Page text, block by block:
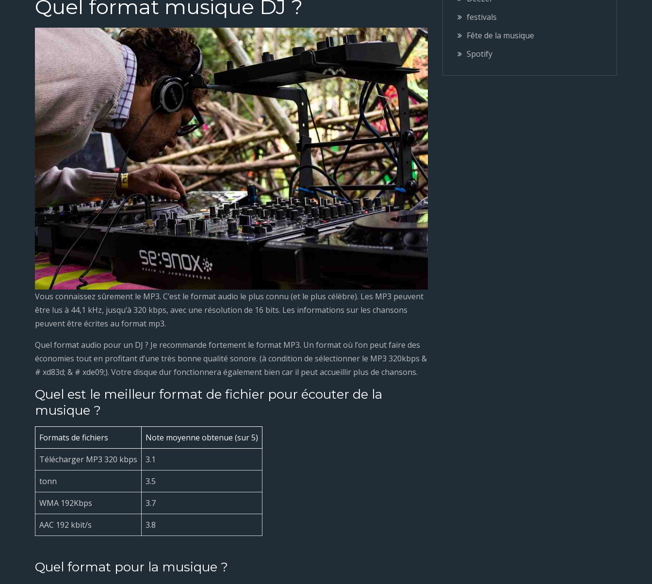
Quel format musique DJ ?
Vous connaissez sûrement le MP3. C’est le format audio le plus connu (et le plus célèbre). Les MP3 peuvent
être lus à 44,1 kHz, jusqu’à 320 kbps, avec une résolution de 16 bits. Les informations sur les chansons
peuvent être écrites au format mp3.
Quel format audio pour un DJ ? Je recommande fortement le format MP3. Un format où l’on peut faire des
économies tout en profitant d’une très bonne qualité sonore. (à condition de sélectionner le MP3 320kbps &
# xd83d; & # xde09;). Votre disque dur fonctionnera également bien car il peut accueillir plus de chansons.
Quel est le meilleur format de fichier pour écouter de la
musique ?
Formats de fichiers Note moyenne obtenue (sur 5)
Télécharger MP3 320 kbps 3.1
tonn 3.5
WMA 192Kbps 3.7
AAC 192 kbit/s 3.8
Quel format pour la musique ?
festivals
Fête de la musique
Spotify